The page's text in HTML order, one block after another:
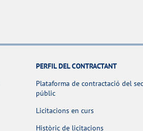
PERFIL DEL CONTRACTANT
Plataforma de contractació del
públic
Licitacions en curs
Històric de licitacions